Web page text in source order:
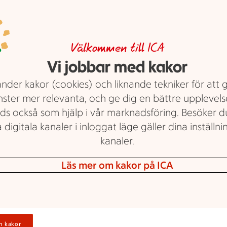
Räkor i lake MSC. ICA. 170 g.
176:47/kg utan spad. Ord.pris
Visa erbjudande
Logga in för
dina
erbjudanden
Välkommen till ICA
Vi jobbar med kakor
kakor (cookies) och liknande tekniker för att
mer relevanta, och ge dig en bättre
också som hjälp i vår marknadsföring. Besöker
digitala kanaler i inloggat läge gäller dina
kanaler.
Läs mer om kakor på ICA
kakor